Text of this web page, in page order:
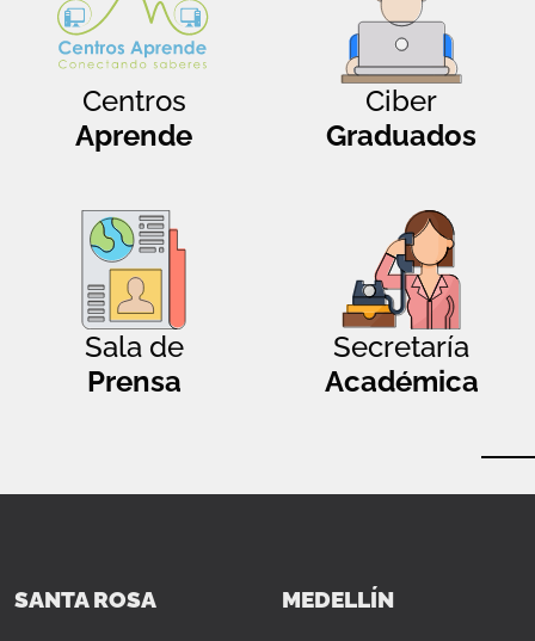
Centros
Aprende
Ciber
Graduados
Sala de
Prensa
Secretaría
Académica
SANTA ROSA MEDELLÍN